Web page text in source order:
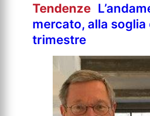
Tendenze
mercato, alla soglia
trimestre